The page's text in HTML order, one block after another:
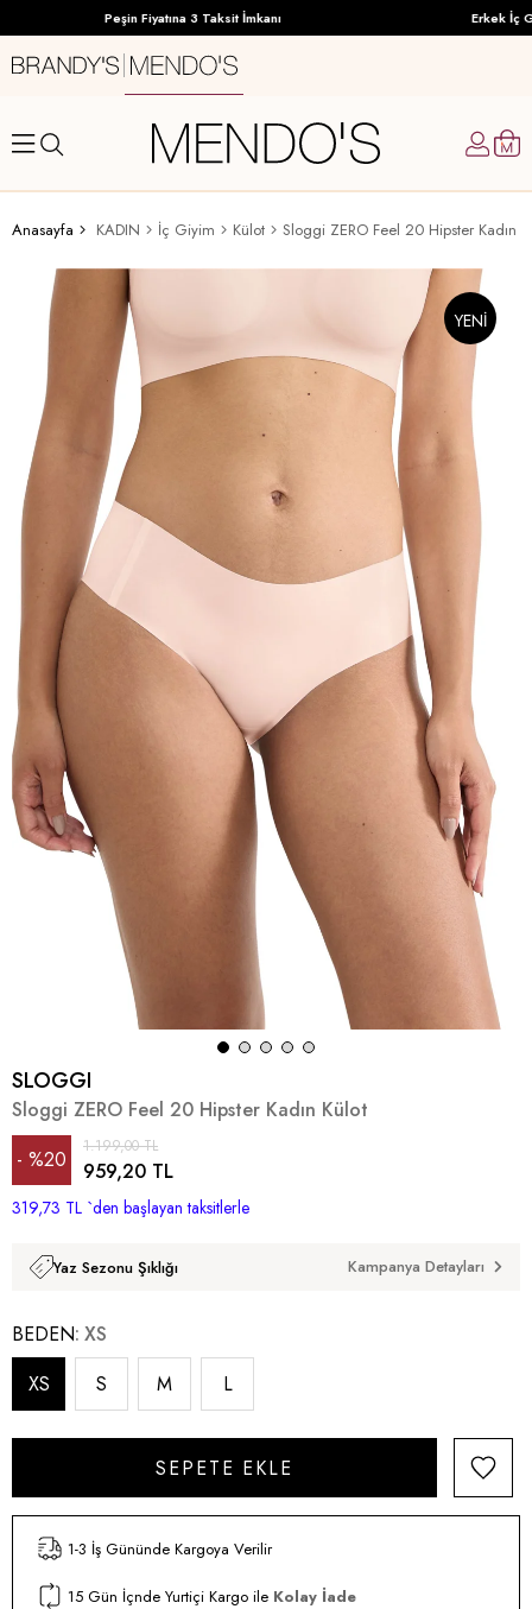
Peşin Fiyatına 3 Taksit İmkanı Erkek İç
Anasayfa KADIN İç Giyim Külot Sloggi ZERO Feel 20 Hipster Kadın
YENI
ÜRÜN
SLOGGI
Sloggi ZERO Feel 20 Hipster Kadın Külot
%20
İndirim
1.199,00 TL
959,20 TL
319,73 TL `den başlayan taksitlerle
Yaz Sezonu Şıklığı Kampanya Detayları
BEDEN XS
XS
S M L
1-3 İş Gününde Kargoya Verilir
15 Gün İçnde Yurtiçi Kargo ile Kolay İade